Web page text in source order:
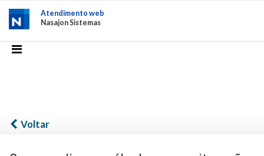
Atendimento web
Nasajon Sistemas
Voltar